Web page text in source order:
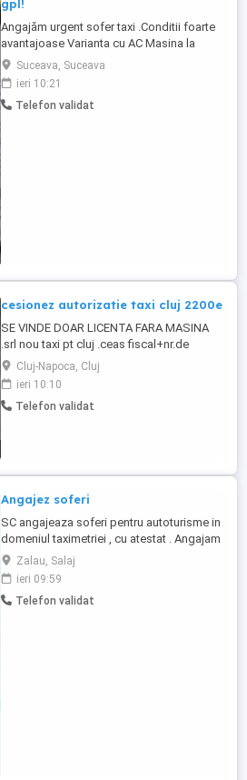
gpl!
Angajăm urgent sofer taxi .Conditii foarte
avantajoase Varianta cu AC Masina la
dispoziția soferului .Pot fi si pensionari s-
au al doilea job .Vindem masini in rate cu
ramanere s au cedare.Mai multe detali la
telefon.
Suceava, Suceava
ieri 10:21
Telefon validat
cesionez autorizatie taxi cluj 2200e
SE VINDE DOAR LICENTA FARA MASINA
.srl nou taxi pt cluj .ceas fiscal+nr.de
înmatriculare. statie.casta taxi colante
magnetice .2200 e neg. firma nu are
datorii,încasări sau bani in casa firmei deci
nu exista riscuri .posibilitate in 2 -3 rate.pt
Cluj-Napoca, Cluj
ieri 10:10
Telefon validat
Angajez soferi
SC angajeaza soferi pentru autoturisme in
domeniul taximetriei , cu atestat . Angajam
pensionari, someri cat si tineri cu minim
doi ani permis cat.B .Mai multe detalii la
telefon 0741180079 sau 0755377481.
Zalau, Salaj
ieri 09:59
Telefon validat